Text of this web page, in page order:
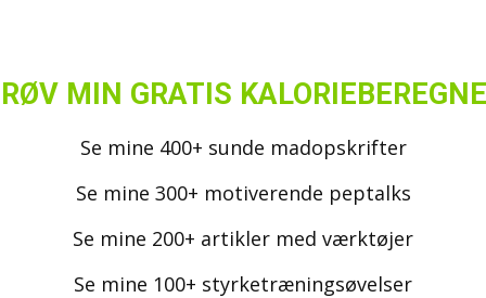
MIN GRATIS
Se mine 400+ sunde madopskrifter
Se mine 300+ motiverende peptalks
Se mine 200+ artikler med værktøjer
Se mine 100+ styrketræningsøvelser